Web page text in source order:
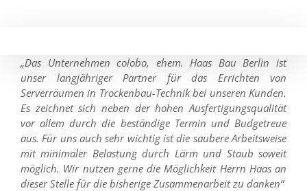
„Das Unternehmen colobo, ehem. Haas Bau Berlin ist
unser langjähriger Partner für das Errichten von
Serverräumen in Trockenbau-Technik bei unseren Kunden.
Es zeichnet sich neben der hohen Ausfertigungsqualität
vor allem durch die beständige Termin und Budgetreue
aus. Für uns auch sehr wichtig ist die saubere Arbeitsweise
mit minimaler Belastung durch Lärm und Staub soweit
möglich. Wir nutzen gerne die Möglichkeit Herrn Haas an
dieser Stelle für die bisherige Zusammenarbeit zu danken“